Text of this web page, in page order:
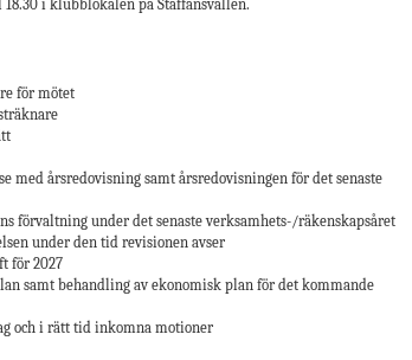
18.30 i klubblokalen på Staffansvallen.
för mötet
med årsredovisning samt årsredovisningen för det senaste
förvaltning under det senaste verksamhets-/räkenskapsåret
under den tid revisionen avser
för 2027
samt behandling av ekonomisk plan för det kommande
och i rätt tid inkomna motioner